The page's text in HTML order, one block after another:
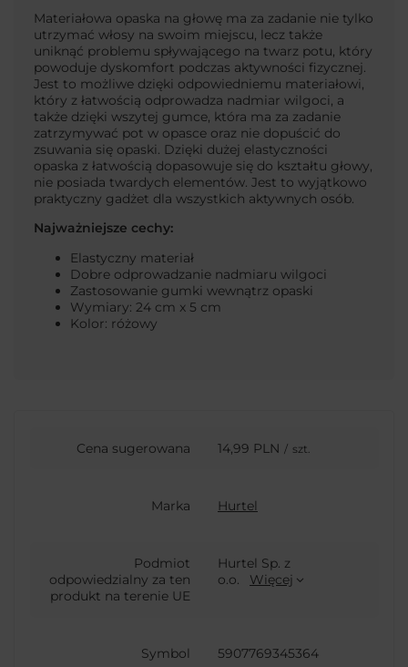
Materiałowa opaska na głowę ma za zadanie nie tylko
utrzymać włosy na swoim miejscu, lecz także
uniknąć problemu spływającego na twarz potu, który
powoduje dyskomfort podczas aktywności fizycznej.
Jest to możliwe dzięki odpowiedniemu materiałowi,
który z łatwością odprowadza nadmiar wilgoci, a
także dzięki wszytej gumce, która ma za zadanie
zatrzymywać pot w opasce oraz nie dopuścić do
zsuwania się opaski. Dzięki dużej elastyczności
opaska z łatwością dopasowuje się do kształtu głowy,
nie posiada twardych elementów. Jest to wyjątkowo
praktyczny gadżet dla wszystkich aktywnych osób.
Najważniejsze cechy:
Elastyczny materiał
Dobre odprowadzanie nadmiaru wilgoci
Zastosowanie gumki wewnątrz opaski
Wymiary: 24 cm x 5 cm
Kolor: różowy
Cena sugerowana 14,99 PLN / szt.
Marka Hurtel
Podmiot
odpowiedzialny za ten
produkt na terenie UE
Hurtel Sp. z
o.o.
Więcej
Symbol 5907769345364